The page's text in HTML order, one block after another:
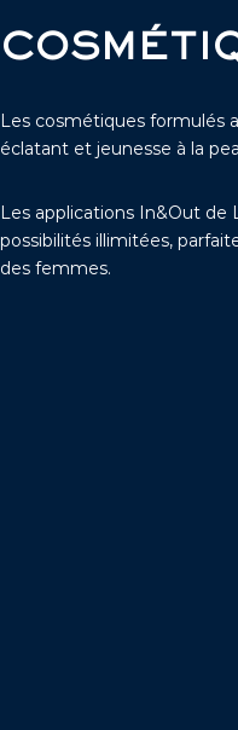
Les cosmétiques formulés
éclatant et jeunesse à la
Les applications In&Out
possibilités illimitées,
des femmes.